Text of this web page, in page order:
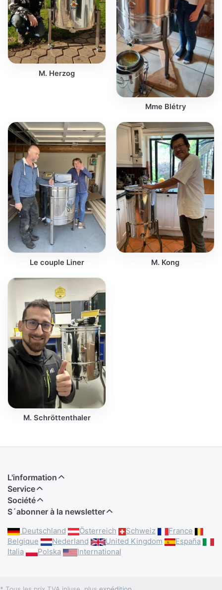
M. Herzog
Mme Blétry
Le couple Liner M. Kong
M. Schröttenthaler
L'information
Service
Société
S´abonner à la newsletter
Deutschland Österreich Schweiz
France
Belgique
Nederland United Kingdom
España
Italia
Polska International